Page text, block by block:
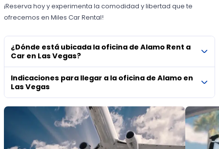
¡Reserva hoy y experimenta la comodidad y libertad que te
ofrecemos en Miles Car Rental!
¿Dónde está ubicada la oficina de Alamo Rent a
Car en Las Vegas?
Indicaciones para llegar a la oficina de Alamo en
Las Vegas